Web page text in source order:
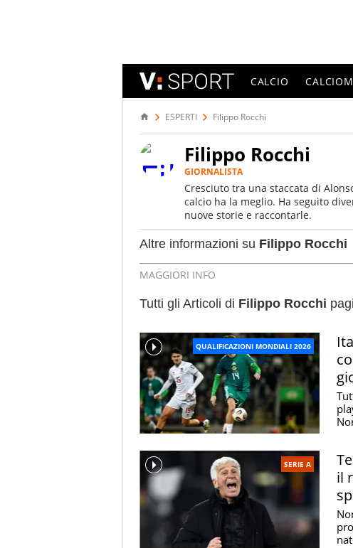
CALCIO
ESPERTI Filippo Rocchi
Filippo Rocchi
GIORNALISTA
Cresciuto tra una staccata di
calcio ha la meglio. Ha seguito
nuove storie e raccontarle.
Altre informazioni su Filippo Rocchi
MAGGIORI INFO
Data di nascita:05-12-2002
Tutti gli Articoli di Filippo Rocchi
QUALIFICAZIONI MONDIALI 2026
SERIE A
il